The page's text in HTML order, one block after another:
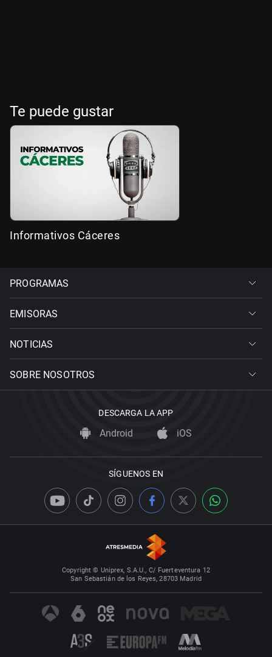
Te puede gustar
Informativos Cáceres
PROGRAMAS
EMISORAS
NOTICIAS
SOBRE NOSOTROS
DESCARGA LA APP
Android iOS
SÍGUENOS EN
Copyright © Uniprex, S.A.U., C/ Fuerteventura 12
San Sebastián de los Reyes, 28703 Madrid